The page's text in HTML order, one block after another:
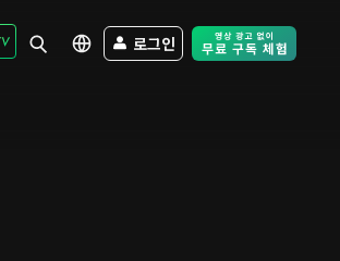
로그인 Free Trial -